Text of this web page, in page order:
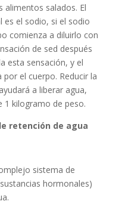
alimentos salados. El
es el sodio, si el sodio
comienza a diluirlo con
de sed después
esta sensación, y el
el cuerpo. Reducir la
a liberar agua,
1 kilogramo de peso.
retención de agua
sistema de
hormonales)